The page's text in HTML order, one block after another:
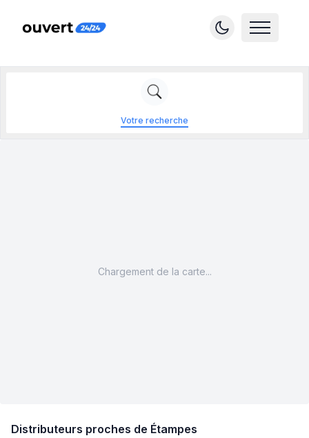
Votre recherche
Distributeurs proches de Étampes
Chargement de la carte...